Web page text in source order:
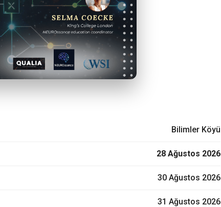
Bilimler Köyü
28 Ağustos 2026
30 Ağustos 2026
31 Ağustos 2026